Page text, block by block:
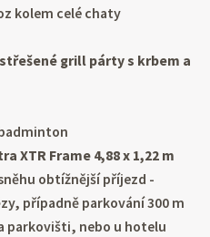
kolem celé chaty
grill párty s krbem a
XTR Frame 4,88 x 1,22 m
obtížnější příjezd -
případně parkování 300 m
parkovišti, nebo u hotelu